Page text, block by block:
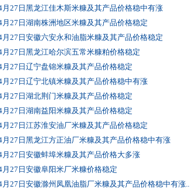
月27日黑龙江佳木斯米糠及其产品价格稳中有涨
月27日湖南株洲地区米糠及其产品价格稳定
月27日安徽六安永和油脂米糠及其产品价格稳定
月27日黑龙江哈尔滨五常米糠粕价格稳定
月27日辽宁盘锦米糠及其产品价格稳定
月27日辽宁北镇米糠及其产品价格稳中有涨
月27日湖北荆门米糠及其产品价格稳定
月27日湖南益阳米糠及其产品价格稳定
月27日江苏淮安油厂米糠及其产品价格稳定
月27日黑龙江方正油厂米糠及其产品价格稳中有涨
月27日安徽蚌埠米糠及其产品价格大多涨
月27日安徽阜阳米厂米糠价格稳定
月27日安徽滁州凤凰油脂厂米糠及其产品价格稳中有涨..